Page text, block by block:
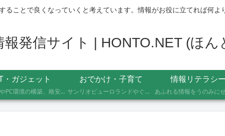
ることで良くなっていくと考えています。情報がお役に立てれば何
発信サイト | HONTO.NET (ほ
・ガジェット
自作PCやPC環境の構築、格安SIMへのMNP乗り換え、便利なソフト・サービスの活用記録です。製品の型番や設定手順、つまずいたポイントまで具体的に記載していますので、同じことをしたい方の参考になれば幸いです。
おでかけ・子育て
サンリオピューロランドやぐりんぱなど、未就学児2人を連れて実際に行ったスポットの体験レポートです。株主優待や割引券でお得に楽しむ方法、子連れならではの持ち物や注意点もあわせて記録しています。
情報リテラシー